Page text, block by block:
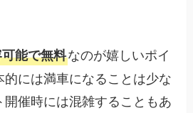
能で無料なのが嬉しいポイ
には満車になることは少な
催時には混雑することもあ